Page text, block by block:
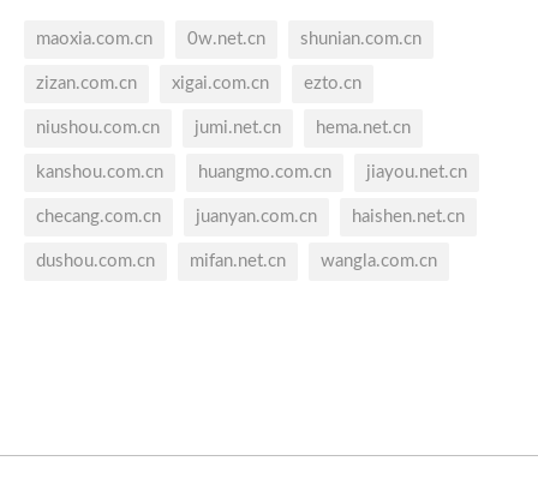
maoxia.com.cn 0w.net.cn shunian.com.cn
zizan.com.cn xigai.com.cn ezto.cn
niushou.com.cn jumi.net.cn hema.net.cn
kanshou.com.cn huangmo.com.cn jiayou.net.cn
checang.com.cn juanyan.com.cn haishen.net.cn
dushou.com.cn mifan.net.cn wangla.com.cn